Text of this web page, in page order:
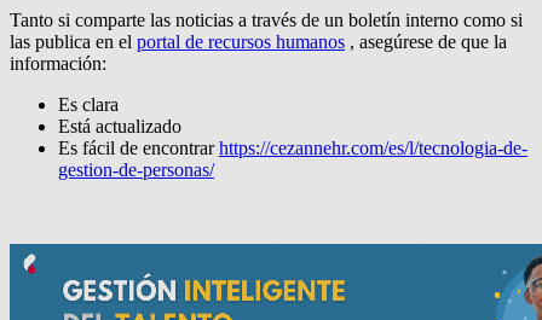
Tanto si comparte las noticias a través de un boletín interno como si
las publica en el portal de recursos humanos , asegúrese de que la
información:
Es clara
Está actualizado
Es fácil de encontrarhttps://cezannehr.com/es/l/tecnologia-de-
gestion-de-personas/